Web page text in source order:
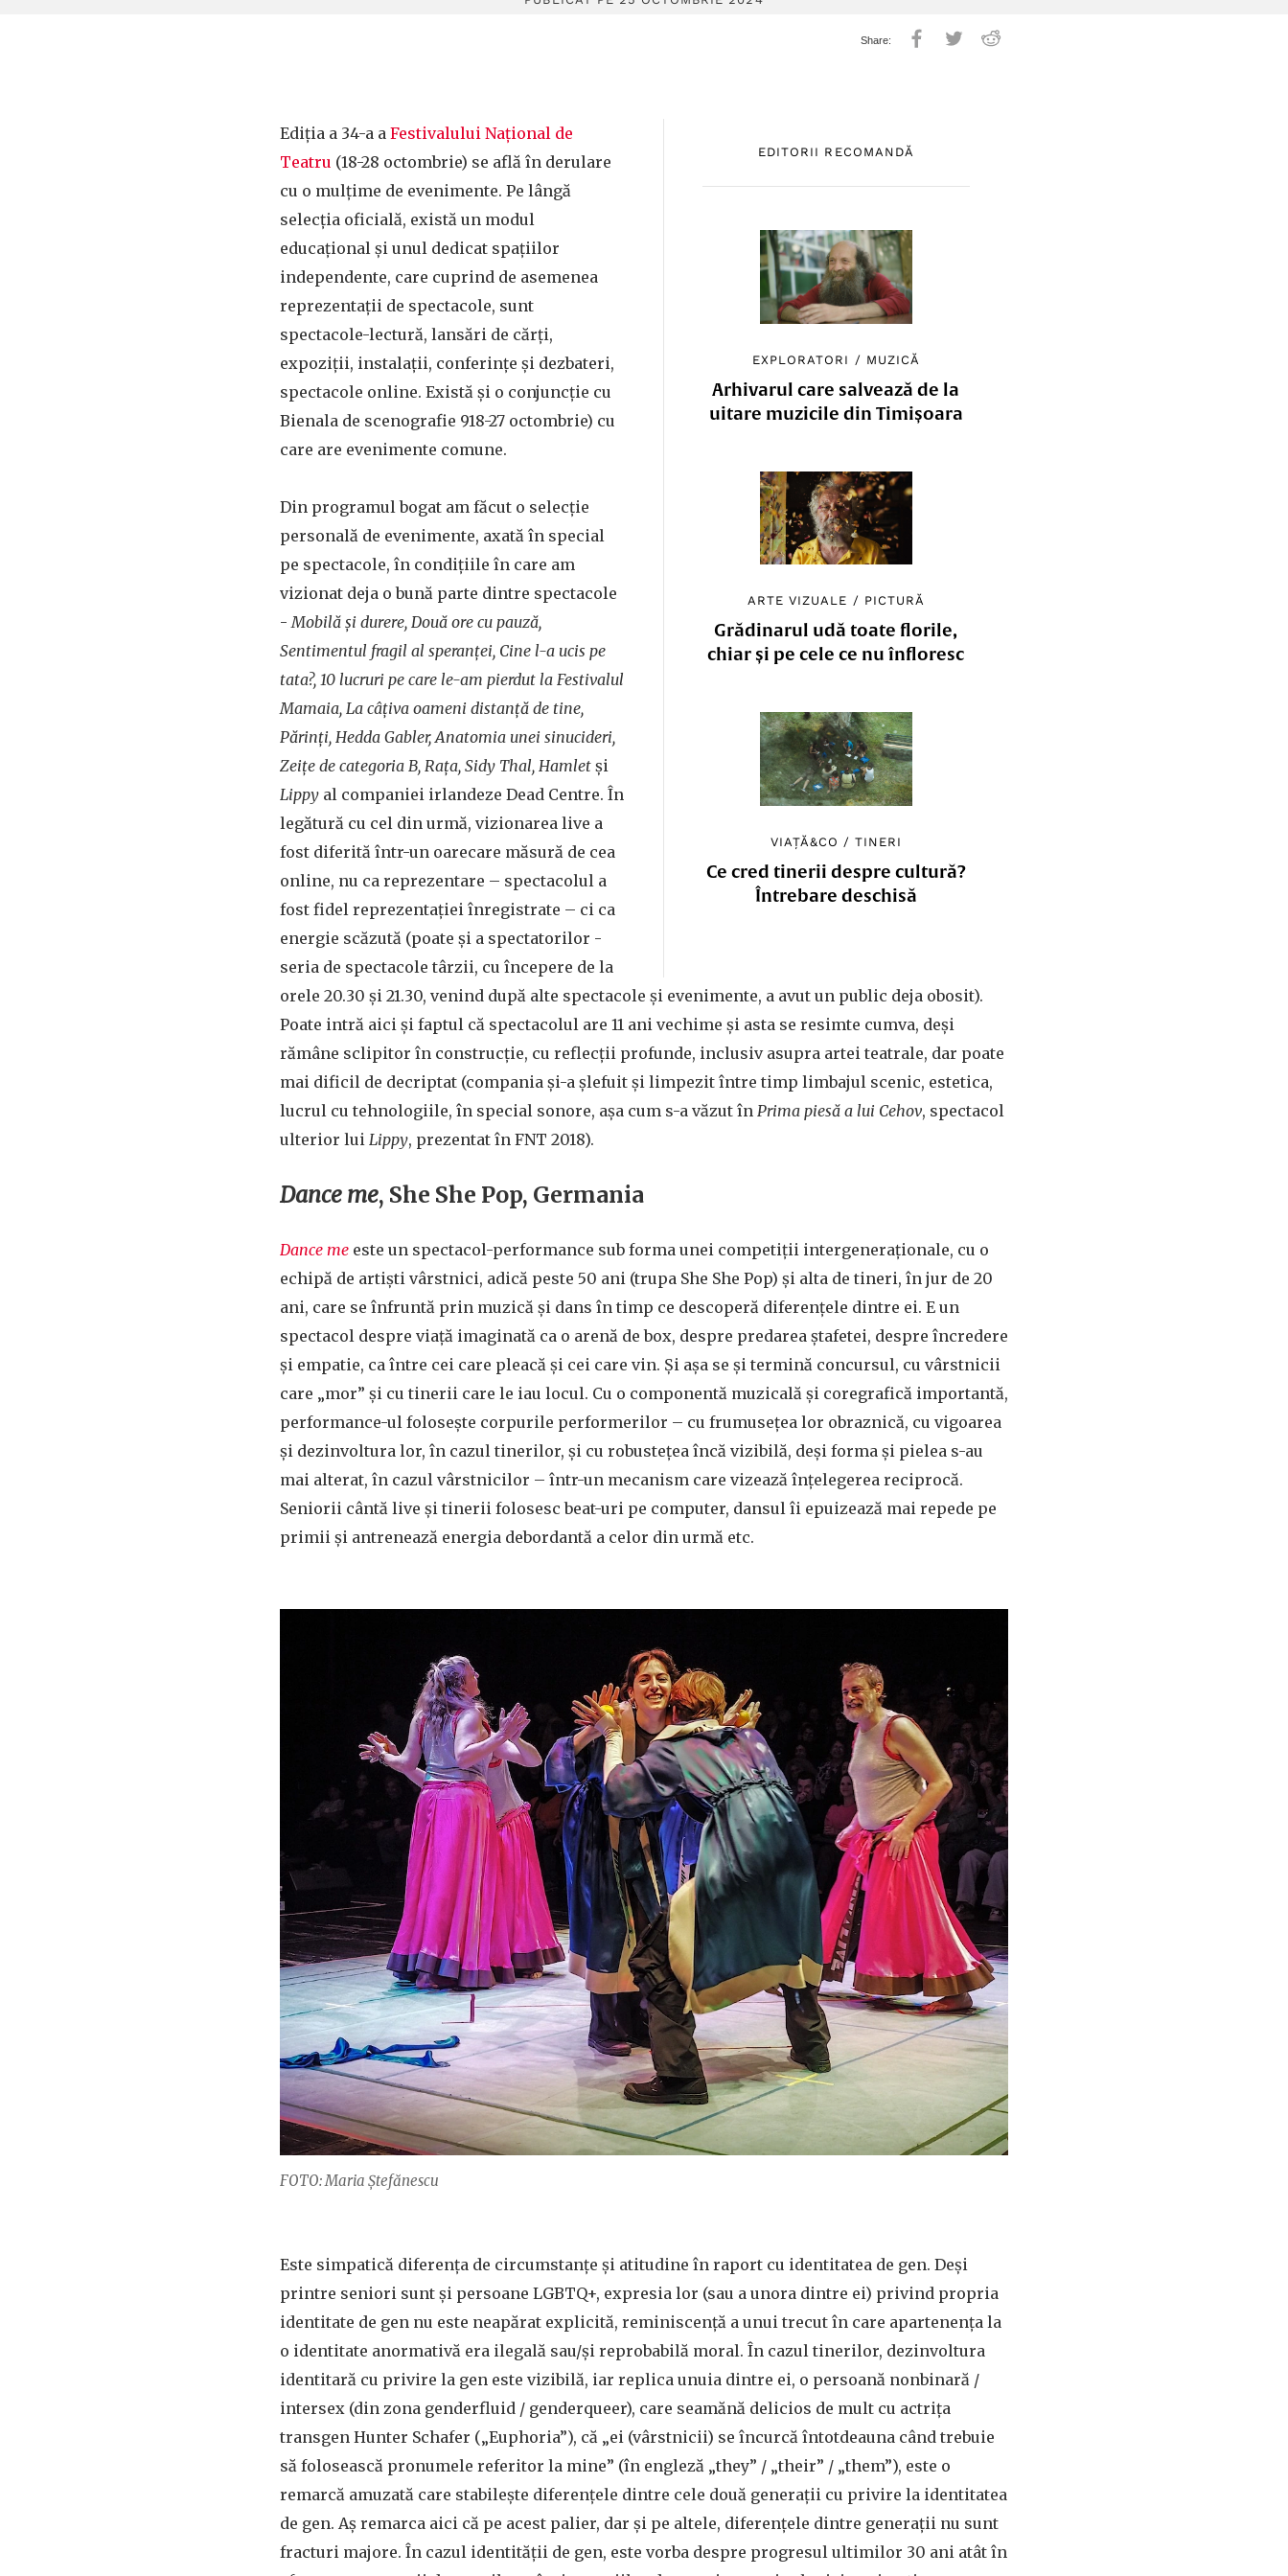
EDITORII RECOMANDĂ
EXPLORATORI / MUZICĂ
Arhivarul care salvează de la
uitare muzicile din Timișoara
ARTE VIZUALE / PICTURĂ
Grădinarul udă toate florile,
chiar și pe cele ce nu înfloresc
VIAȚĂ&CO /TINERI
Ce cred tinerii despre cultură?
Întrebare deschisă
Ediția a 34-a a Festivalului Național de
Teatru (18-28 octombrie) se află în derulare
cu o mulțime de evenimente. Pe lângă
selecția oficială, există un modul
educațional și unul dedicat spațiilor
independente, care cuprind de asemenea
reprezentații de spectacole, sunt
spectacole-lectură, lansări de cărți,
expoziții, instalații, conferințe și dezbateri,
spectacole online. Există și o conjuncție cu
Bienala de scenografie 918-27 octombrie) cu
care are evenimente comune.
Din programul bogat am făcut o selecție
personală de evenimente, axată în special
pe spectacole, în condițiile în care am
vizionat deja o bună parte dintre spectacole
-Mobilă și durere, Două ore cu pauză,
Sentimentul fragil al speranței, Cine l-a ucis pe
tata?, 10 lucruri pe care le-am pierdut la Festivalul
Mamaia, La câțiva oameni distanță de tine,
Părinți, Hedda Gabler, Anatomia unei sinucideri,
Zeițe de categoria B, Rața, Sidy Thal, Hamlet și
Lippy al companiei irlandeze Dead Centre. În
legătură cu cel din urmă, vizionarea live a
fost diferită într-un oarecare măsură de cea
online, nu ca reprezentare – spectacolul a
fost fidel reprezentației înregistrate – ci ca
energie scăzută (poate și a spectatorilor -
seria de spectacole târzii, cu începere de la
orele 20.30 și 21.30, venind după alte spectacole și evenimente, a avut un public deja obosit).
Poate intră aici și faptul că spectacolul are 11 ani vechime și asta se resimte cumva, deși
rămâne sclipitor în construcție, cu reflecții profunde, inclusiv asupra artei teatrale, dar poate
mai dificil de decriptat (compania și-a șlefuit și limpezit între timp limbajul scenic, estetica,
lucrul cu tehnologiile, în special sonore, așa cum s-a văzut în Prima piesă a lui Cehov, spectacol
ulterior lui Lippy, prezentat în FNT 2018).
Dance me, She She Pop, Germania
Dance me este un spectacol-performance sub forma unei competiții intergeneraționale, cu o
echipă de artiști vârstnici, adică peste 50 ani (trupa She She Pop) și alta de tineri, în jur de 20
ani, care se înfruntă prin muzică și dans în timp ce descoperă diferențele dintre ei. E un
spectacol despre viață imaginată ca o arenă de box, despre predarea ștafetei, despre încredere
și empatie, ca între cei care pleacă și cei care vin. Și așa se și termină concursul, cu vârstnicii
care „mor” și cu tinerii care le iau locul. Cu o componentă muzicală și coregrafică importantă,
performance-ul folosește corpurile performerilor – cu frumusețea lor obraznică, cu vigoarea
și dezinvoltura lor, în cazul tinerilor, și cu robustețea încă vizibilă, deși forma și pielea s-au
mai alterat, în cazul vârstnicilor – într-un mecanism care vizează înțelegerea reciprocă.
Seniorii cântă live și tinerii folosesc beat-uri pe computer, dansul îi epuizează mai repede pe
primii și antrenează energia debordantă a celor din urmă etc.
FOTO: Maria Ștefănescu
Este simpatică diferența de circumstanțe și atitudine în raport cu identitatea de gen. Deși
printre seniori sunt și persoane LGBTQ+, expresia lor (sau a unora dintre ei) privind propria
identitate de gen nu este neapărat explicită, reminiscență a unui trecut în care apartenența la
o identitate anormativă era ilegală sau/și reprobabilă moral. În cazul tinerilor, dezinvoltura
identitară cu privire la gen este vizibilă, iar replica unuia dintre ei, o persoană nonbinară /
intersex (din zona genderfluid / genderqueer), care seamănă delicios de mult cu actrița
transgen Hunter Schafer („Euphoria”), că „ei (vârstnicii) se încurcă întotdeauna când trebuie
să folosească pronumele referitor la mine” (în engleză „they” / „their” / „them”), este o
remarcă amuzată care stabilește diferențele dintre cele două generații cu privire la identitatea
de gen. Aș remarca aici că pe acest palier, dar și pe altele, diferențele dintre generații nu sunt
fracturi majore. În cazul identității de gen, este vorba despre progresul ultimilor 30 ani atât în